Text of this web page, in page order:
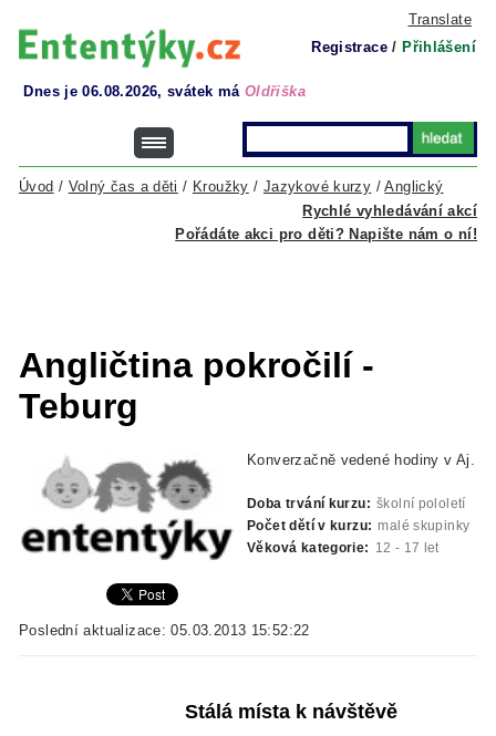
Translate
Registrace / Přihlášení
Dnes je 06.08.2026, svátek má Oldřiška
Rychlé vyhledávání akcí
Úvod / Volný čas a děti / Kroužky / Jazykové kurzy /Anglický
Pořádáte akci pro děti? Napište nám o ní!
Angličtina pokročilí -
Teburg
Konverzačně vedené hodiny v Aj.
Doba trvání kurzu: školní pololetí
Počet dětí v kurzu: malé skupinky
Věková kategorie:
12 - 17 let
Poslední aktualizace: 05.03.2013 15:52:22
Stálá místa k návštěvě